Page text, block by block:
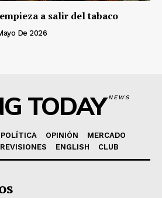
a salir del tabaco
De 2026
TODAYNEWS
POLÍTICA OPINIÓN
MERCADO
REVISIONES ENGLISH CLUB